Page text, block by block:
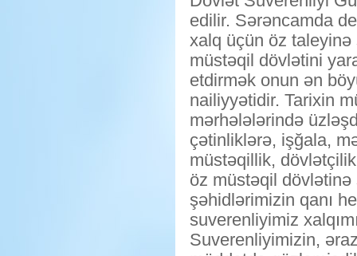
edilir. Sərəncamda
xalq üçün öz
müstəqil dövlətini
etdirmək onun ən
nailiyyətidir. Tarixin
mərhələlərində
çətinliklərə, işğala,
müstəqillik,
öz müstəqil
şəhidlərimizin qanı
suverenliyimiz
Suverenliyimizin,